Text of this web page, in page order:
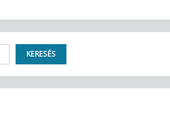
KERESÉS